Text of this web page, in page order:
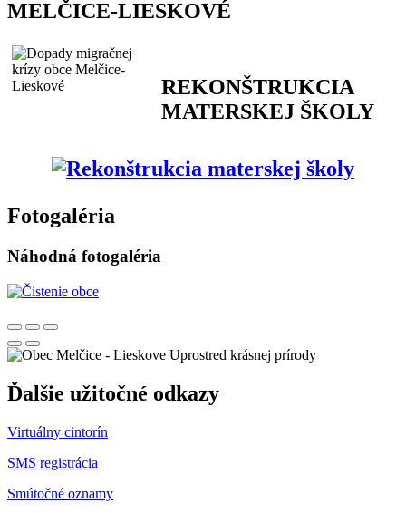
MELČICE-LIESKOVÉ
REKONŠTRUKCIA
MATERSKEJ ŠKOLY
Fotogaléria
Náhodná fotogaléria
Uprostred krásnej prírody
Ďalšie užitočné odkazy
Virtuálny cintorín
SMS registrácia
Smútočné oznamy